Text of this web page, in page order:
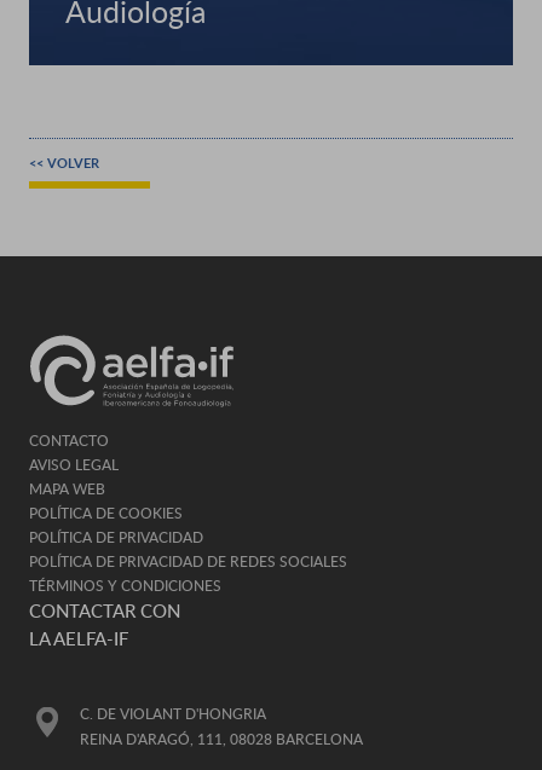
Audiología
<< VOLVER
CONTACTO
AVISO LEGAL
MAPA WEB
POLÍTICA DE COOKIES
POLÍTICA DE PRIVACIDAD
POLÍTICA DE PRIVACIDAD DE REDES SOCIALES
TÉRMINOS Y CONDICIONES
CONTACTAR CON
LA AELFA-IF
C. DE VIOLANT D'HONGRIA
REINA D'ARAGÓ, 111, 08028 BARCELONA